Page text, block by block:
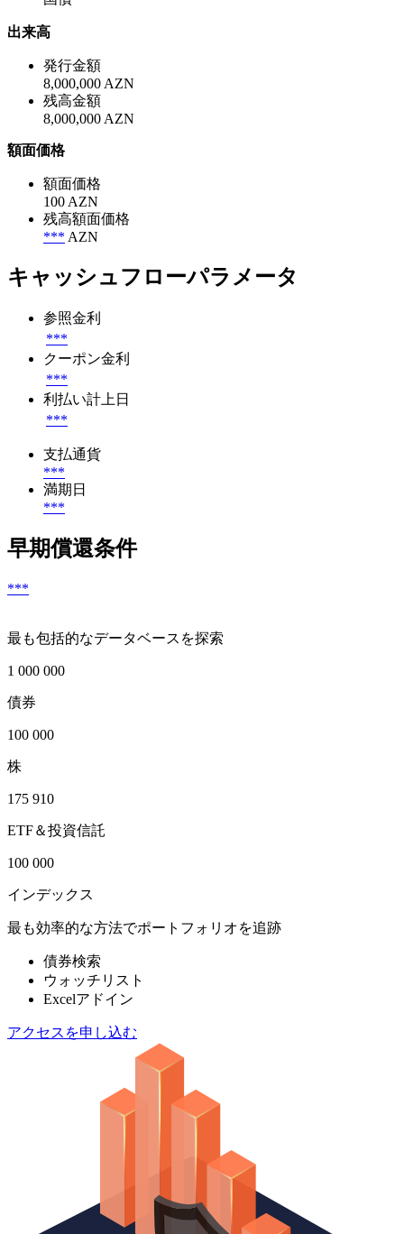
出来高
発行金額
8,000,000 AZN
残高金額
8,000,000 AZN
額面価格
額面価格
100 AZN
残高額面価格
*** AZN
キャッシュフローパラメータ
参照金利
***
クーポン金利
***
利払い計上日
***
支払通貨
***
満期日
***
早期償還条件
***
最も包括的なデータベースを探索
1 000 000
債券
100 000
株
175 910
ETF＆投資信託
100 000
インデックス
最も効率的な方法でポートフォリオを追跡
債券検索
ウォッチリスト
Excelアドイン
アクセスを申し込む